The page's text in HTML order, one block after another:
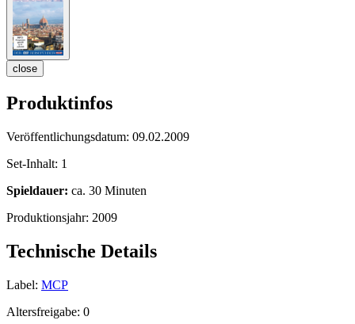
close
Produktinfos
Veröffentlichungsdatum: 09.02.2009
Set-Inhalt: 1
Spieldauer: ca. 30 Minuten
Produktionsjahr: 2009
Technische Details
Label: MCP
Altersfreigabe: 0